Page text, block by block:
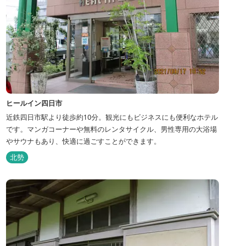
ヒールイン四日市
近鉄四日市駅より徒歩約10分。観光にもビジネスにも便利なホテル
です。マンガコーナーや無料のレンタサイクル、男性専用の大浴場
やサウナもあり、快適に過ごすことができます。
北勢